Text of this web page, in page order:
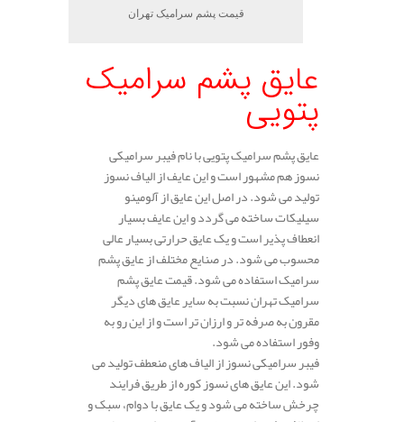
قیمت پشم سرامیک تهران
عایق پشم سرامیک
پتویی
عایق پشم سرامیک پتویی با نام فیبر سرامیکی
نسوز هم مشهور است و این عایف از الیاف نسوز
تولید می شود. در اصل این عایق از آلومینو
سیلیکات ساخته می گردد و این عایف بسیار
انعطاف پذیر است و یک عایق حرارتی بسیار عالی
محسوب می شود. در صنایع مختلف از عایق پشم
سرامیک استفاده می شود. قیمت عایق پشم
سرامیک تهران نسبت به سایر عایق های دیگر
مقرون به صرفه تر و ارزان تر است و از این رو به
وفور استفاده می شود.
فیبر سرامیکی نسوز از الیاف های منعطف تولید می
شود. این عایق های نسوز کوره از طریق فرایند
چرخش ساخته می شود و یک عایق با دوام، سبک و